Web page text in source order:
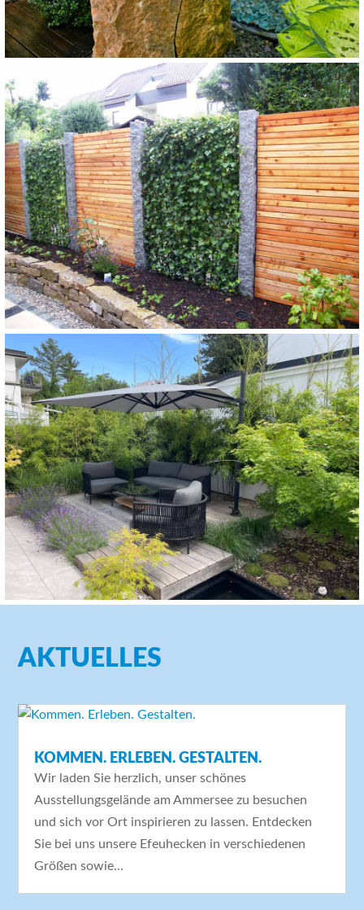
AKTUELLES
KOMMEN. ERLEBEN. GESTALTEN.
Wir laden Sie herzlich, unser schönes
Ausstellungsgelände am Ammersee zu besuchen
und sich vor Ort inspirieren zu lassen. Entdecken
Sie bei uns unsere Efeuhecken in verschiedenen
Größen sowie...